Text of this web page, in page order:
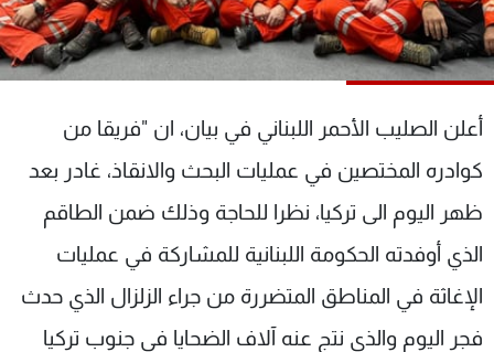
أعلن الصليب الأحمر اللبناني في بيان، ان "فريقا من
كوادره المختصين في عمليات البحث والانقاذ، غادر بعد
ظهر اليوم الى تركيا، نظرا للحاجة وذلك ضمن الطاقم
الذي أوفدته الحكومة اللبنانية للمشاركة في عمليات
الإغاثة في المناطق المتضررة من جراء الزلزال الذي حدث
فجر اليوم والذي نتج عنه آلاف الضحايا في جنوب تركيا
البرامج
شاهد البرامج
عن MTV
الإنـتـاج
لاعلاناتكم
وظائف
تواصل معنا
شروط الإسـتخدام
سياسة الخصوصية